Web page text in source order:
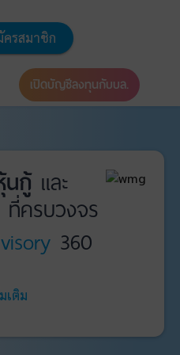
ครสมาชิก
เปิดบัญชีลงทุนกับบล.
นกู้และ
ที่ครบวงจร
360
เติม